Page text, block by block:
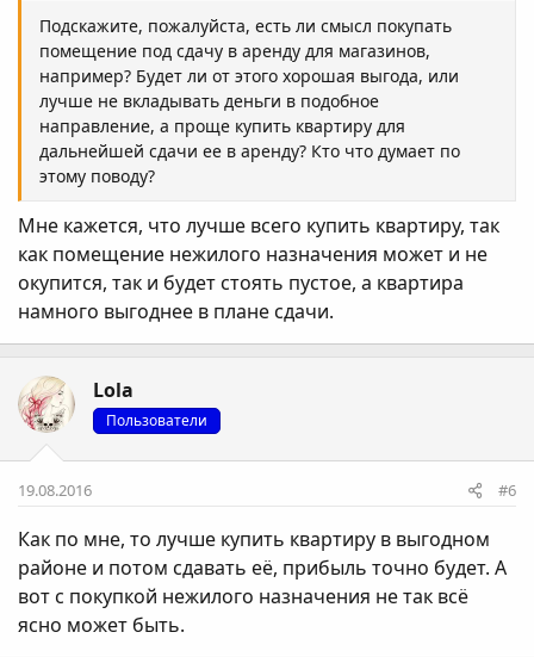
Подскажите, пожалуйста, есть ли смысл покупать
помещение под сдачу в аренду для магазинов,
например? Будет ли от этого хорошая выгода, или
лучше не вкладывать деньги в подобное
направление, а проще купить квартиру для
дальнейшей сдачи ее в аренду? Кто что думает по
этому поводу?
Мне кажется, что лучше всего купить квартиру, так
как помещение нежилого назначения может и не
окупится, так и будет стоять пустое, а квартира
намного выгоднее в плане сдачи.
Lola
Пользователи
19.08.2016 #6
Как по мне, то лучше купить квартиру в выгодном
районе и потом сдавать её, прибыль точно будет. А
вот с покупкой нежилого назначения не так всё
ясно может быть.